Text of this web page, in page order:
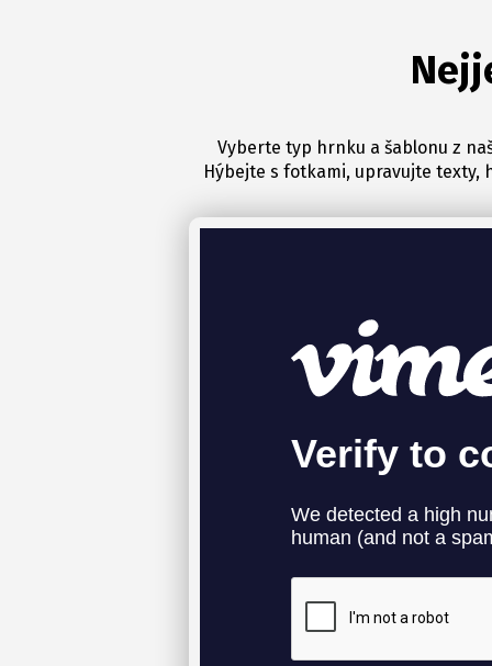
Vyberte typ hrnku a šablonu z
Hýbejte s fotkami, upravujte